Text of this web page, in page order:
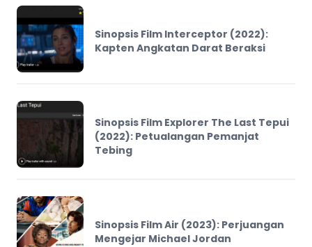
Sinopsis Film Interceptor (2022):
Kapten Angkatan Darat Beraksi
Sinopsis Film Explorer The Last Tepui
(2022): Petualangan Pemanjat
Tebing
Sinopsis Film Air (2023): Perjuangan
Mengejar Michael Jordan